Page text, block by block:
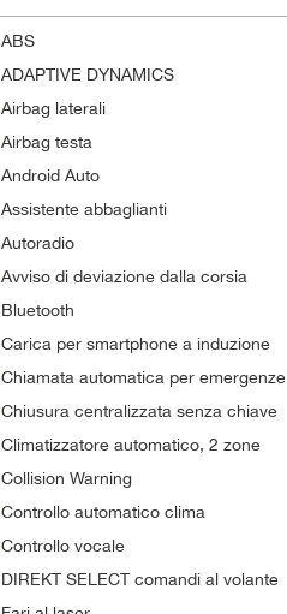
ABS
ADAPTIVE DYNAMICS
Airbag laterali
Airbag testa
Android Auto
Assistente abbaglianti
Autoradio
Avviso di deviazione dalla corsia
Bluetooth
Carica per smartphone a induzione
Chiamata automatica per emergenze
Chiusura centralizzata senza chiave
Climatizzatore automatico, 2 zone
Collision Warning
Controllo automatico clima
Controllo vocale
DIREKT SELECT comandi al volante